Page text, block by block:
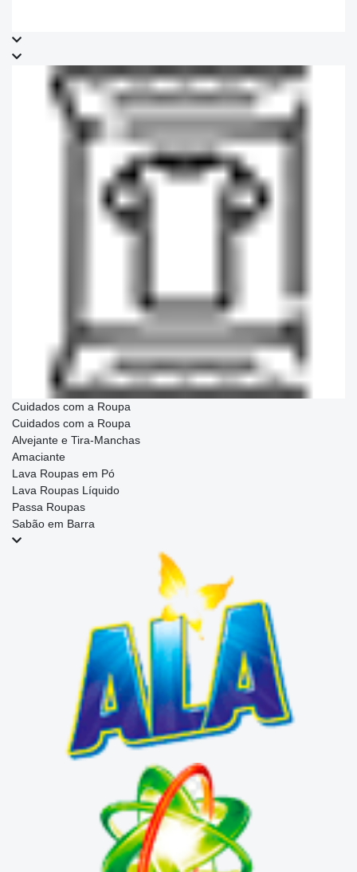
Cuidados com a Roupa
Cuidados com a Roupa
Alvejante e Tira-Manchas
Amaciante
Lava Roupas em Pó
Lava Roupas Líquido
Passa Roupas
Sabão em Barra